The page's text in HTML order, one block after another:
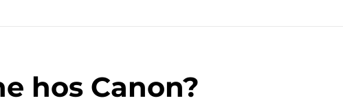
hos Canon?